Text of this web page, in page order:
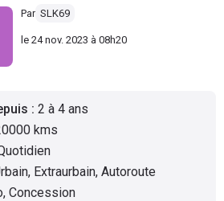
Par SLK69
le 24 nov. 2023 à 08h20
: 2 à 4 ans
kms
Extraurbain, Autoroute
Concession